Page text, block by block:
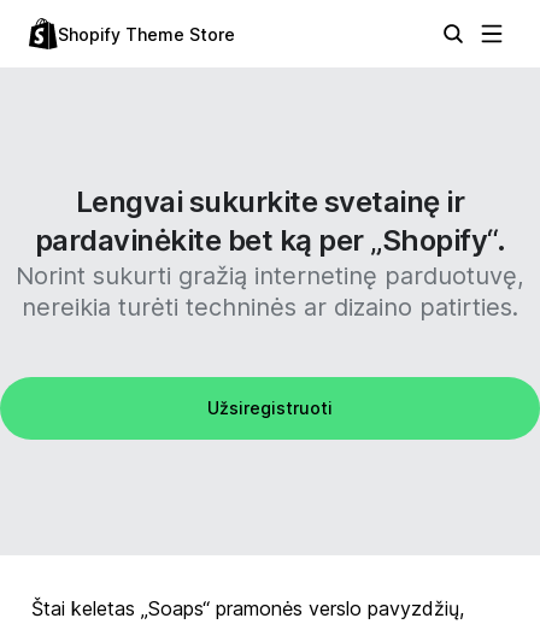
Shopify Theme Store
Lengvai sukurkite svetainę ir
pardavinėkite bet ką per „Shopify“.
Norint sukurti gražią internetinę parduotuvę,
nereikia turėti techninės ar dizaino patirties.
Užsiregistruoti
Štai keletas „Soaps“ pramonės verslo pavyzdžių,